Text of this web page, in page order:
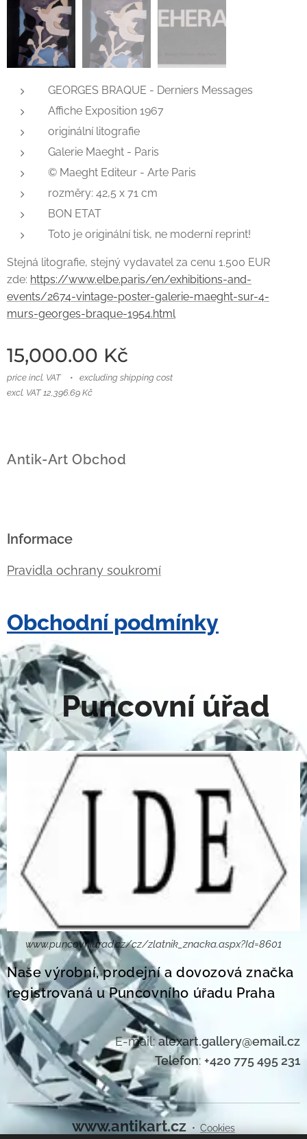
GEORGES BRAQUE - Derniers Messages
Affiche Exposition 1967
originální litografie
Galerie Maeght - Paris
© Maeght Editeur - Arte Paris
rozměry: 42,5 x 71 cm
BON ETAT
Toto je originální tisk, ne moderní reprint!
Stejná litografie, stejný vydavatel za cenu 1.500 EUR
zde: https://www.elbe.paris/en/exhibitions-and-
events/2674-vintage-poster-galerie-maeght-sur-4-
murs-georges-braque-1954.html
15,000.00 Kč
price incl. VAT
excluding shipping cost
excl. VAT 12,396.69 Kč
Antik-Art Obchod
Informace
Pravidla ochrany soukromí
Obchodní podmínky
Puncovní úřad
www.puncovniurad.cz/cz/zlatnik_znacka.aspx?Id=8601
Naše výrobní, prodejní a dovozová značka
registrovaná u Puncovního úřadu Praha
E-mail:alexart.gallery@email.cz
Telefon: +420 775 495 231
www.antikart.cz Cookies